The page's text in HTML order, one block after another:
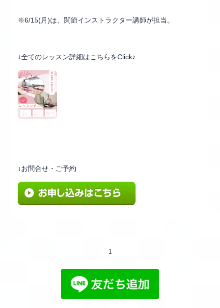
※6/15(月)は、関節インストラクター講師が担当。
↓全てのレッスン詳細はこちらをClick♪
↓お問合せ・ご予約
1